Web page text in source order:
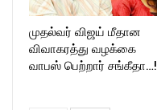
முதல்வர் விஜய் மீதான
விவாகரத்து வழக்கை
வாபஸ் பெற்றார் சங்கீதா…!